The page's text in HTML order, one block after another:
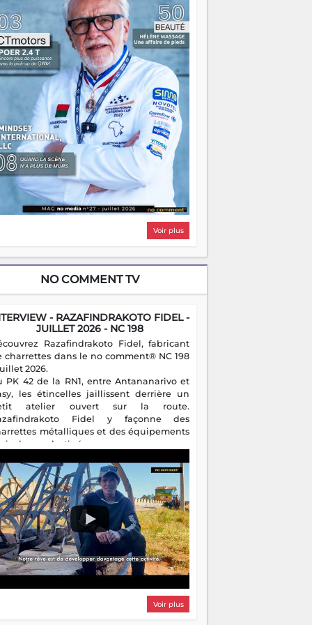
on pourrait s'arrêter là, applaudir et
chez soi satisfait. Mais ce serait
à côté d'une chose essentielle. La
ça brûle fort — et parfois, ça brûle
Une flamme sans direction peut
autant qu'elle peut consumer. C'est
que les aînés entrent en scène — pas
reprendre le gouvernail, mais pour
où sont les récifs. Les jeunes ont la
les vieux ont l'expérience, comme on
Ce n'est pas un combat de générations
c'est une question d'équipage. Partagez
réussites, mais aussi vos échecs. Surtout
échecs, d'ailleurs — ils enseignent
que n'importe quel manuel. À
la barque avance. Il faut juste
que tout le monde rame dans le
Voir plus
NO COMMENT TV
- RAZAFINDRAKOTO FIDEL -
JUILLET 2026 - NC 198
Razafindrakoto Fidel, fabricant
charrettes dans le no comment® NC 198
2026.
PK 42 de la RN1, entre Antananarivo et
les étincelles jaillissent derrière un
atelier ouvert sur la route.
Fidel y façonne des
métalliques et des équipements
destinés aux campagnes
il perpétue un métier discret mais
Voir plus